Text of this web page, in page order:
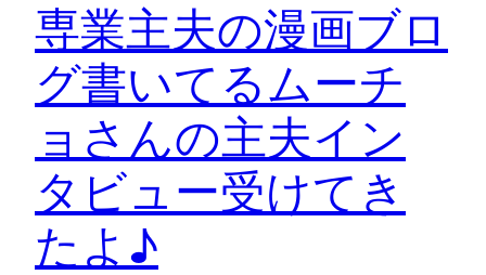
専業主夫の漫画ブロ
グ書いてるムーチ
ョさんの主夫イン
タビュー受けてき
たよ♪